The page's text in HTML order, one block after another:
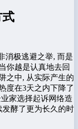
式
消极逃避之举, 而是
你越是认真地去回
之中, 从实际产生的
度在3天之内下降了
家选择起诉网络造
酵了更为长久的时